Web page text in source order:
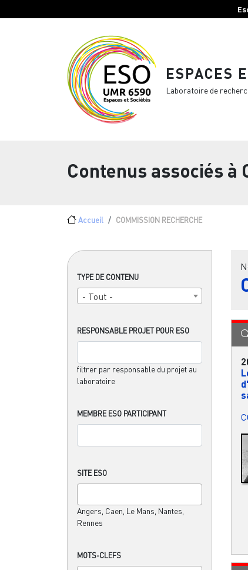
ESPACES
Laboratoire de
Contenus associés à
Fil d'Ariane
Accueil COMMISSION RECHERCHE
TYPE DE CONTENU
- Tout -
RESPONSABLE PROJET POUR ESO
filtrer par responsable du projet au
laboratoire
MEMBRE ESO PARTICIPANT
SITE ESO
Angers, Caen, Le Mans, Nantes,
Rennes
MOTS-CLEFS